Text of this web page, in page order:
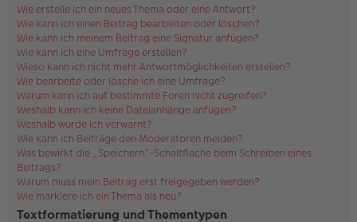
Wie erstelle ich ein neues Thema oder eine Antwort?
Wie kann ich einen Beitrag bearbeiten oder löschen?
Wie kann ich meinem Beitrag eine Signatur anfügen?
Wie kann ich eine Umfrage erstellen?
Wieso kann ich nicht mehr Antwortmöglichkeiten erstellen?
Wie bearbeite oder lösche ich eine Umfrage?
Warum kann ich auf bestimmte Foren nicht zugreifen?
Weshalb kann ich keine Dateianhänge anfügen?
Weshalb wurde ich verwarnt?
Wie kann ich Beiträge den Moderatoren melden?
Was bewirkt die „Speichern“-Schaltfläche beim Schreiben eines
Beitrags?
Warum muss mein Beitrag erst freigegeben werden?
Wie markiere ich ein Thema als neu?
Textformatierung und Thementypen